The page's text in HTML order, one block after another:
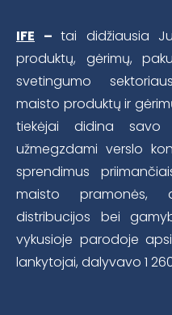
IFE – tai didžiausia
produktų, gėrimų,
svetingumo
maisto produktų ir
tiekėjai didina savo
užmegzdami verslo
sprendimus
maisto pramonės,
distribucijos bei
vykusioje parodoje
lankytojai, dalyvavo 1